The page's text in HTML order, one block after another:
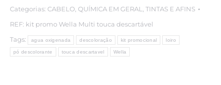
+
Touca
Descartável
12uni
Categorias: CABELO QUÍMICA EM GERAL
TINTAS E AFINS
REF: kit promo Wella Multi touca descartável
Tags:
agua oxigenada descoloração kit promocional loiro
pó descolorante touca descartavel Wella